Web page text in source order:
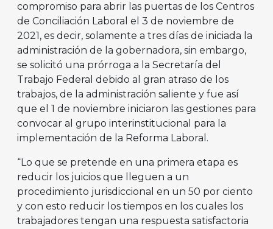
compromiso para abrir las puertas de los Centros
de Conciliación Laboral el 3 de noviembre de
2021, es decir, solamente a tres días de iniciada la
administración de la gobernadora, sin embargo,
se solicitó una prórroga a la Secretaría del
Trabajo Federal debido al gran atraso de los
trabajos, de la administración saliente y fue así
que el 1 de noviembre iniciaron las gestiones para
convocar al grupo interinstitucional para la
implementación de la Reforma Laboral.
“Lo que se pretende en una primera etapa es
reducir los juicios que lleguen a un
procedimiento jurisdiccional en un 50 por ciento
y con esto reducir los tiempos en los cuales los
trabajadores tengan una respuesta satisfactoria